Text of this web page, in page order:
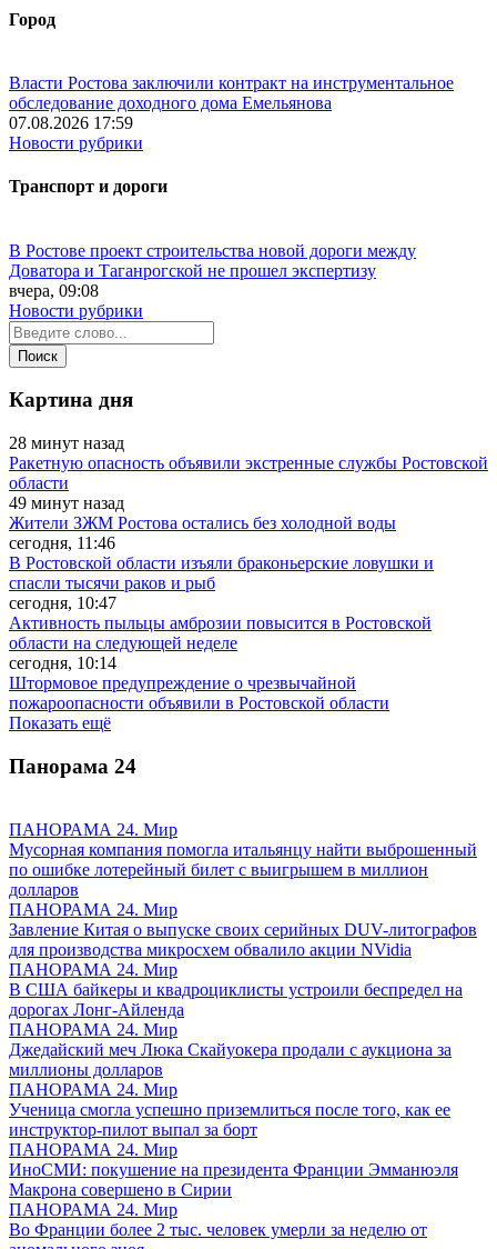
Город
Власти Ростова заключили контракт на инструментальное
обследование доходного дома Емельянова
07.08.2026 17:59
Новости рубрики
Транспорт и дороги
В Ростове проект строительства новой дороги между
Доватора и Таганрогской не прошел экспертизу
вчера, 09:08
Новости рубрики
Картина дня
28 минут назад
Ракетную опасность объявили экстренные службы Ростовской
области
49 минут назад
Жители ЗЖМ Ростова остались без холодной воды
сегодня, 11:46
В Ростовской области изъяли браконьерские ловушки и
спасли тысячи раков и рыб
сегодня, 10:47
Активность пыльцы амброзии повысится в Ростовской
области на следующей неделе
сегодня, 10:14
Штормовое предупреждение о чрезвычайной
пожароопасности объявили в Ростовской области
Показать ещё
Панорама 24
ПАНОРАМА 24. Мир
Мусорная компания помогла итальянцу найти выброшенный
по ошибке лотерейный билет с выигрышем в миллион
долларов
ПАНОРАМА 24. Мир
Завление Китая о выпуске своих серийных DUV-литографов
для производства микросхем обвалило акции NVidia
ПАНОРАМА 24. Мир
В США байкеры и квадроциклисты устроили беспредел на
дорогах Лонг-Айленда
ПАНОРАМА 24. Мир
Джедайский меч Люка Скайуокера продали с аукциона за
миллионы долларов
ПАНОРАМА 24. Мир
Ученица смогла успешно приземлиться после того, как ее
инструктор-пилот выпал за борт
ПАНОРАМА 24. Мир
ИноСМИ: покушение на президента Франции Эмманюэля
Макрона совершено в Сирии
ПАНОРАМА 24. Мир
Во Франции более 2 тыс. человек умерли за неделю от